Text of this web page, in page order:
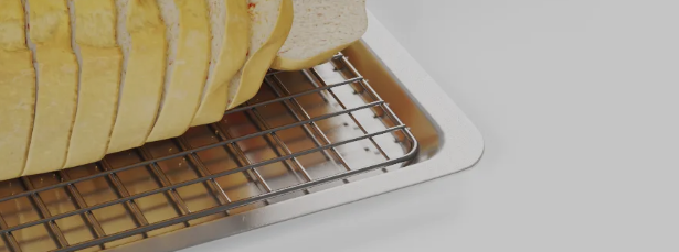
del proyecto y al cumplimiento de la
normativa
Elaboración de especificaciones de
equipos y recomendación de
proveedores cualificados
Sistemas de apoyo al diseño no
suministrados por los fabricantes de